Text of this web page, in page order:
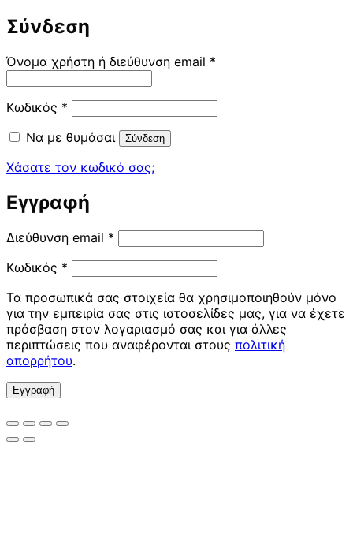
Σύνδεση
Όνομα χρήστη ή διεύθυνση email *
Κωδικός * Απαιτείται
Να με θυμάσαι
Σύνδεση
Χάσατε τον κωδικό σας;
Εγγραφή
Διεύθυνση email * Απαιτείται
Κωδικός * Απαιτείται
Τα προσωπικά σας στοιχεία θα χρησιμοποιηθούν μόνο
για την εμπειρία σας στις ιστοσελίδες μας, για να έχετε
πρόσβαση στον λογαριασμό σας και για άλλες
περιπτώσεις που αναφέρονται στους πολιτική
απορρήτου.
Εγγραφή